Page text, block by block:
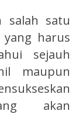
salah satu
harus
sejauh
maupun
akan